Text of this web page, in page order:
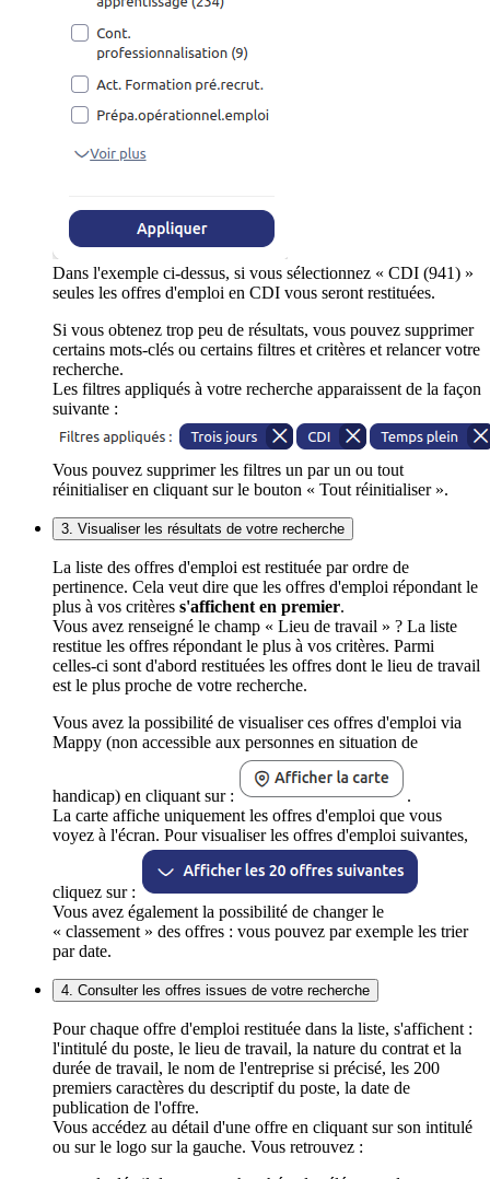
Dans l'exemple ci-dessus, si vous sélectionnez « CDI (941) »
seules les offres d'emploi en CDI vous seront restituées.
Si vous obtenez trop peu de résultats, vous pouvez supprimer
certains mots-clés ou certains filtres et critères et relancer votre
recherche.
Les filtres appliqués à votre recherche apparaissent de la façon
suivante :
Vous pouvez supprimer les filtres un par un ou tout
réinitialiser en cliquant sur le bouton « Tout réinitialiser ».
3. Visualiser les résultats de votre recherche
La liste des offres d'emploi est restituée par ordre de
pertinence. Cela veut dire que les offres d'emploi répondant le
plus à vos critères s'affichent en premier.
Vous avez renseigné le champ « Lieu de travail » ? La liste
restitue les offres répondant le plus à vos critères. Parmi
celles-ci sont d'abord restituées les offres dont le lieu de travail
est le plus proche de votre recherche.
Vous avez la possibilité de visualiser ces offres d'emploi via
Mappy (non accessible aux personnes en situation de
handicap) en cliquant sur :
.
La carte affiche uniquement les offres d'emploi que vous
voyez à l'écran. Pour visualiser les offres d'emploi suivantes,
cliquez sur :
Vous avez également la possibilité de changer le
« classement » des offres : vous pouvez par exemple les trier
par date.
4. Consulter les offres issues de votre recherche
Pour chaque offre d'emploi restituée dans la liste, s'affichent :
l'intitulé du poste, le lieu de travail, la nature du contrat et la
durée de travail, le nom de l'entreprise si précisé, les 200
premiers caractères du descriptif du poste, la date de
publication de l'offre.
Vous accédez au détail d'une offre en cliquant sur son intitulé
ou sur le logo sur la gauche. Vous retrouvez :